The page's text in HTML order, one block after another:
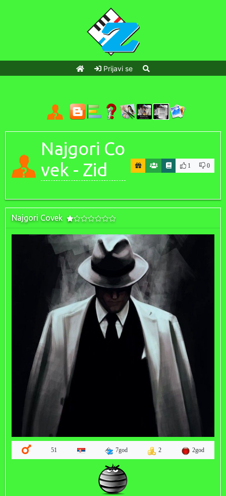
Prijavi se
Najgori Co
vek - Zid
1 0
Najgori Covek
51 7god 2 2god